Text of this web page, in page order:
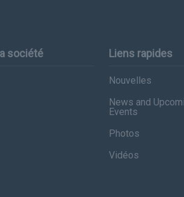
société Liens rapides
Nouvelles
News and
Events
Photos
Vidéos